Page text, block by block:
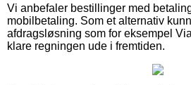
Vi anbefaler bestillinger med
mobilbetaling. Som et alternativ
afdragsløsning som for eksempel
klare regningen ude i fremtiden.